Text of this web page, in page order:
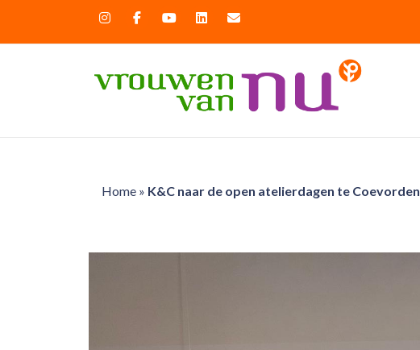
Home» K&C naar de open atelierdagen te Coevorden